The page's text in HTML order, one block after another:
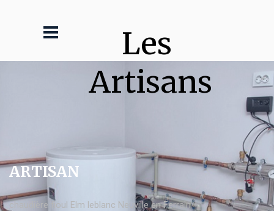
Les
Artisans
ARTISAN
chaudière fioul Elm leblanc Neuville en Ferrain